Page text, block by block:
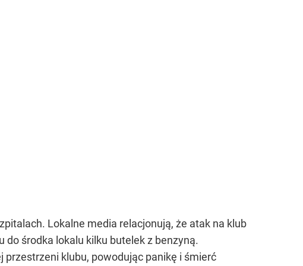
Lokalne media relacjonują, że atak na klub
do środka lokalu kilku butelek z benzyną.
przestrzeni klubu, powodując panikę i śmierć